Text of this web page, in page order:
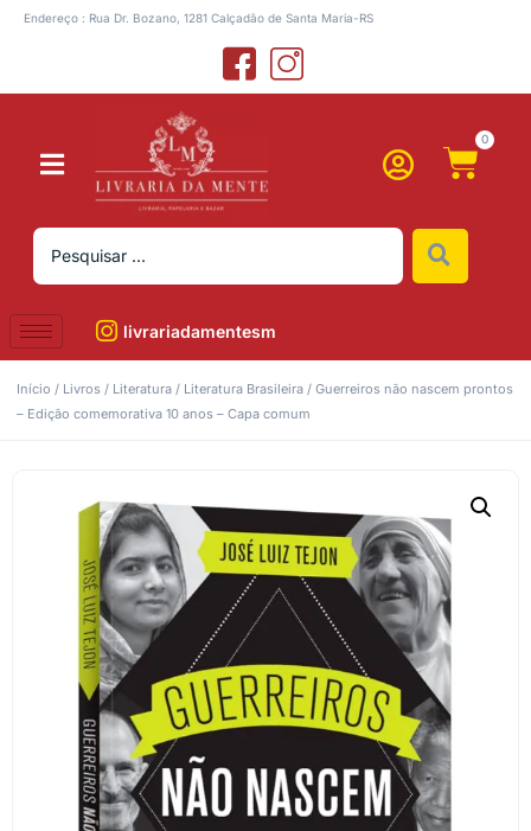
Endereço : Rua Dr. Bozano, 1281 Calçadão de Santa Maria-RS
0
livrariadamentesm
Início / Livros / Literatura / Literatura Brasileira / Guerreiros não nascem prontos
– Edição comemorativa 10 anos – Capa comum